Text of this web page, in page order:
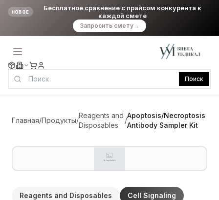
НОВОЕ
Бесплатное сравнение с прайсом конкурента к
каждой смете
Запросить смету→
Поиск
Главная/Продукты/
Reagents and
Disposables
/
Apoptosis/Necroptosis
Antibody Sampler Kit
Reagents and Disposables Cell Signaling